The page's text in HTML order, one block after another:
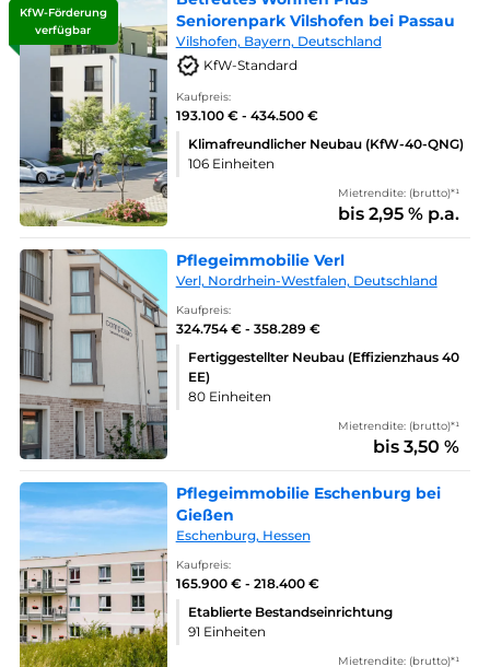
KfW-Förderung
verfügbar
Seniorenpark Vilshofen bei Passau
Vilshofen, Bayern, Deutschland
KfW-Standard
Kaufpreis:
193.100 € - 434.500 €
Klimafreundlicher Neubau (KfW-40-QNG)
106 Einheiten
Mietrendite: (brutto)*¹
bis 2,95 % p.a.
Pflegeimmobilie Verl
Verl, Nordrhein-Westfalen, Deutschland
Kaufpreis:
324.754 € - 358.289 €
Fertiggestellter Neubau (Effizienzhaus 40
EE)
80 Einheiten
Mietrendite: (brutto)*¹
bis 3,50 %
Pflegeimmobilie Eschenburg bei
Gießen
Eschenburg, Hessen
Kaufpreis:
165.900 € - 218.400 €
Etablierte Bestandseinrichtung
91 Einheiten
Mietrendite: (brutto)*¹